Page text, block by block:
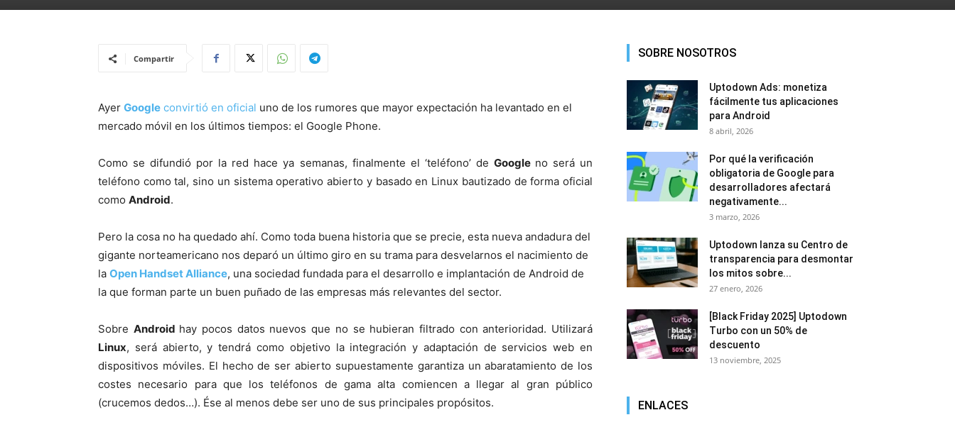
Compartir
Ayer Google convirtió en oficial uno de los rumores que mayor expectación ha levantado en el
mercado móvil en los últimos tiempos: el Google Phone.
Como se difundió por la red hace ya semanas, finalmente el ‘teléfono’ de Google no será un
teléfono como tal, sino un sistema operativo abierto y basado en Linux bautizado de forma oficial
como Android.
Pero la cosa no ha quedado ahí. Como toda buena historia que se precie, esta nueva andadura del
gigante norteamericano nos deparó un último giro en su trama para desvelarnos el nacimiento de
la Open HandsetAlliance, una sociedad fundada para el desarrollo e implantación de Android de
la que forman parte un buen puñado de las empresas más relevantes del sector.
Sobre Android hay pocos datos nuevos que no se hubieran filtrado con anterioridad. Utilizará
Linux, será abierto, y tendrá como objetivo la integración y adaptación de servicios web en
dispositivos móviles. El hecho de ser abierto supuestamente garantiza un abaratamiento de los
costes necesario para que los teléfonos de gama alta comiencen a llegar al gran público
(crucemos dedos…). Ése al menos debe ser uno de sus principales propósitos.
SOBRE NOSOTROS
Uptodown Ads: monetiza
fácilmente tus aplicaciones
para Android
8 abril, 2026
Por qué la verificación
obligatoria de Google para
desarrolladores afectará
negativamente...
3 marzo, 2026
Uptodown lanza su Centro de
transparencia para desmontar
los mitos sobre...
27 enero, 2026
[Black Friday 2025] Uptodown
Turbo con un 50% de
descuento
13 noviembre, 2025
ENLACES